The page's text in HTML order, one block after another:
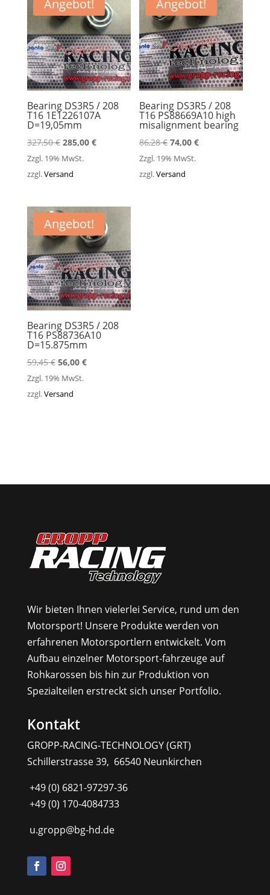
Angebot!
Bearing DS3R5 / 208
T16 1E1226107A
D=19,05mm
327,50€ Ursprünglicher
Preis
war:
285,00 €Aktueller
Zzgl. 19% MwSt.
zzgl.Versand
Angebot!
Bearing DS3R5 / 208
T16 PS88669A10 high
misalignment bearing
86,28€ Ursprünglicher
Preis
war:
74,00€Aktueller
Zzgl. 19% MwSt.
zzgl.Versand
Angebot!
Bearing DS3R5 / 208
T16 PS88736A10
D=15.875mm
59,45€ Ursprünglicher
Preis
war:
56,00 €Aktueller
Zzgl. 19% MwSt.
zzgl.Versand
Wir bieten Ihnen vielerlei Service, rund um den
Motorsport! Unsere Produkte werden von
erfahrenen Motorsportlern entwickelt. Vom
Aufbau einzelner Motorsport-fahrzeuge auf
Rohkarossen bis hin zur Produktion von
Spezialteilen erstreckt sich unser Portfolio.
Kontakt
GROPP-RACING-TECHNOLOGY (GRT)
Schillerstrasse 39, 66540 Neunkirchen
+49 (0) 6821-97297-36
+49 (0) 170-4084733
u.gropp@bg-hd.de